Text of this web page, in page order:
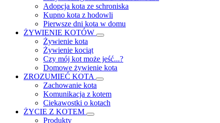
Adopcja kota ze schroniska
Kupno kota z hodowli
Pierwsze dni kota w domu
ŻYWIENIE KOTÓW
Żywienie kota
Żywienie kociąt
Czy mój kot może jeść...?
Domowe żywienie kota
ZROZUMIEĆ KOTA
Zachowanie kota
Komunikacja z kotem
Ciekawostki o kotach
ŻYCIE Z KOTEM
Produkty